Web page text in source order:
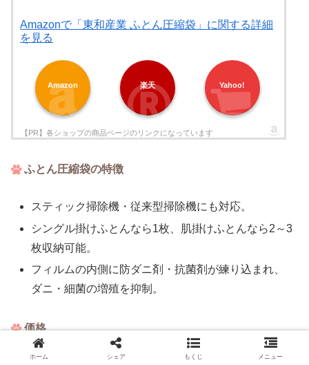
Amazonで「東和産業 ふとん圧縮袋」に関する詳細
を見る
Amazon 楽天 Yahoo!
ふとん圧縮袋の特徴
スティック掃除機・従来型掃除機にも対応。
シングル掛けふとんなら1枚、肌掛けふとんなら2～3
枚収納可能。
フィルムの内側に防ダニ剤・抗菌剤が練り込まれ、
ダニ・細菌の増殖を抑制。
価格
ホーム シェア もくじ メニュー